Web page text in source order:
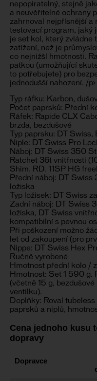
nepopiratelný, stejně
a neuvěřitelné ochrany
zahrnoval nejpřísnější a
testovací program, jaký
je set kol, který zvládne
zatížení, než je
co nejnižší hmotnosti.
patkou (umožňující
to potřebujete) pro
jednodušší nahození. /p>
Typ ráfku: Karbon,
Počet paprsků: Přední
Ráfek: Rapide CLX
brzda, bezdušové
Typ paprsku: DT
Niple: DT Swiss Pro
Náboj: DT Swiss 350
Ratchet 36t vnitřnosti
Shim. RD. 11SP HG
Přední náboj: DT Swiss
ložiska
Typ ložisek: DT Swiss
Zadní náboj: DT Swiss
ložiska, DT Swiss
kompatibilní s pevnou
Při poškození možno
let od zakoupení (pro
Nippe: DT Swiss Hex
Ručně vyrobené
Hmotnost přední kolo /
Hmotnost: Set 1 590 g.
(včetně 15 g,
ventilku).
Doplňky: Roval
paprsků a niplů,
Cena jednoho kusu
dopravy
Dopravce